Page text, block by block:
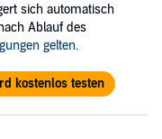
Thrust into a
the Ripper, they must
protecting the
sich automatisch
Ablauf des
gelten.
kostenlos testen